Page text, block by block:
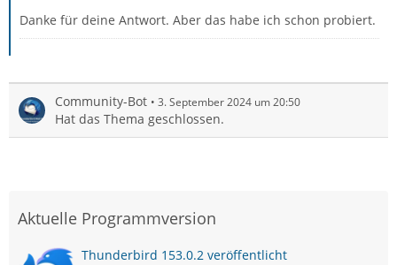
Danke für deine Antwort. Aber das habe ich schon probiert.
Community-Bot 3. September 2024 um 20:50
Hat das Thema geschlossen.
Aktuelle Programmversion
Thunderbird 153.0.2 veröffentlicht